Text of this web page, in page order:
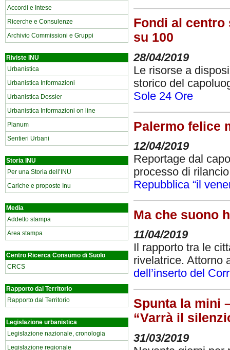
Accordi e Intese
Ricerche e Consulenze
Archivio Commissioni e Gruppi
Riviste INU
Urbanistica
Urbanistica Informazioni
Urbanistica Dossier
Urbanistica Informazioni on line
Planum
Sentieri Urbani
Storia INU
Per una Storia dell’INU
Cariche e proposte Inu
Media
Addetto stampa
Area stampa
Centro Ricerca Consumo di Suolo
CRCS
Rapporto dal Territorio
Rapporto dal Territorio
Legislazione urbanistica
Legislazione nazionale, cronologia
Legislazione regionale
Fondi al
su 100
28/04/2019
Le risorse a
storico del
Sole 24 Ore
Palermo felice
12/04/2019
Reportage dal
processo di
Repubblica “il
Ma che suono
11/04/2019
Il rapporto tra le
rivelatrice. Attorno
dell’inserto del
Spunta la mini
“Varrà il
31/03/2019